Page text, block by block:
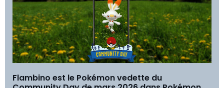
Flambino est le Pokémon vedette du